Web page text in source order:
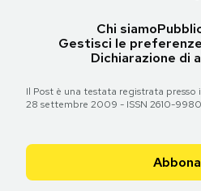
Chi siamo
Gestisci le preferenze
Dichiarazione di
Il Post è una testata registrata presso
28 settembre 2009 - ISSN 2610-9980